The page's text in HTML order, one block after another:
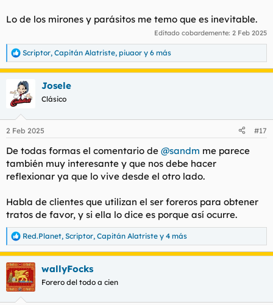
Lo de los mirones y parásitos me temo que es inevitable.
Editado cobardemente: 2 Feb 2025
R
e
a
c
i
e
:
Scriptor, Capitán Alatriste, piuaor y 6 más
Josele
Clásico
2 Feb 2025 #17
De todas formas el comentario de @sandm me parece
también muy interesante y que nos debe hacer
reflexionar ya que lo vive desde el otro lado.
Habla de clientes que utilizan el ser foreros para obtener
tratos de favor, y si ella lo dice es porque así ocurre.
R
e
a
c
c
i
Red.Planet, Scriptor, Capitán Alatriste y 4 más
wallyFocks
Forero del todo a cien